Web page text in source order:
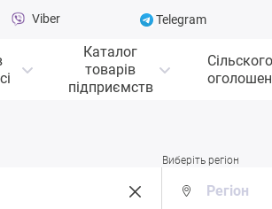
Viber Telegram
Каталог
товарів
підприємств
Виберіть регіон